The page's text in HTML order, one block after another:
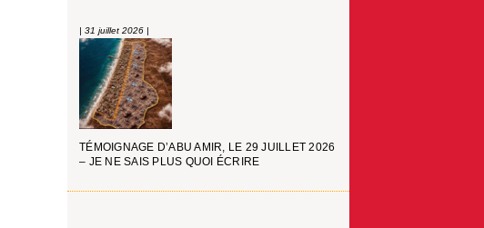
| 31 juillet 2026 |
TÉMOIGNAGE D’ABU AMIR, LE 29 JUILLET 2026
– JE NE SAIS PLUS QUOI ÉCRIRE